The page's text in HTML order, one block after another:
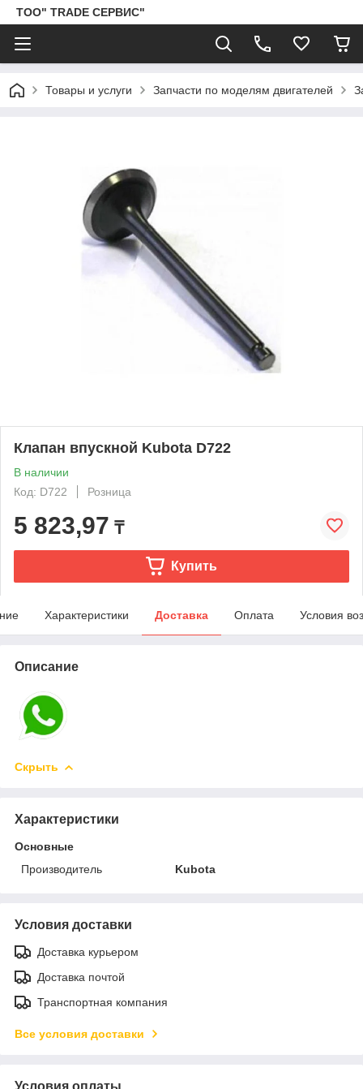
ТОО" TRADE СЕРВИС"
Товары и услуги Запчасти по моделям двигателей
Клапан впускной Kubota D722
В наличии
Код: D722
Розница
5 823,97 ₸
Купить
Характеристики Доставка Оплата Условия
Описание
Скрыть
Характеристики
Основные
Производитель
Kubota
Условия доставки
Доставка курьером
Доставка почтой
Транспортная компания
Все условия доставки
Условия оплаты